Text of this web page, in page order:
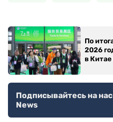
По
2026
в
Подписывайтесь на
News